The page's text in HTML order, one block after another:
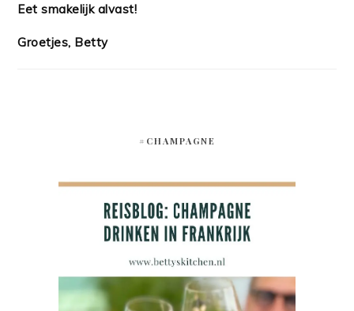
Eet smakelijk alvast!
Groetjes, Betty
#CHAMPAGNE